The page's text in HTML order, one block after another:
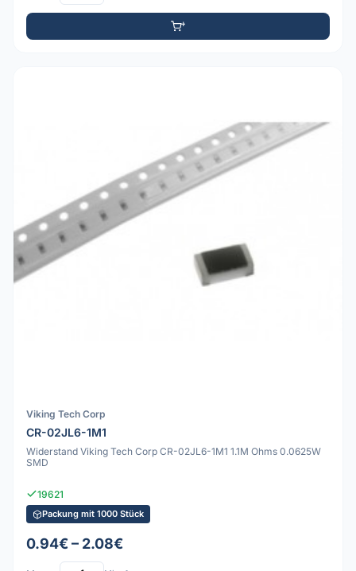
Viking Tech Corp
CR-02JL6-1M1
Widerstand Viking Tech Corp CR-02JL6-1M1 1.1M Ohms 0.0625W
SMD
19621
Packung mit 1000 Stück
0.94€ – 2.08€